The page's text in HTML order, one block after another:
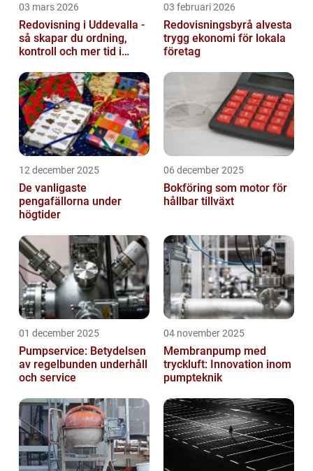
03 mars 2026
Redovisning i Uddevalla -
så skapar du ordning,
kontroll och mer tid i
03 februari 2026
Redovisningsbyrå alvesta
trygg ekonomi för lokala
företag
12 december 2025
De vanligaste
pengafällorna under
högtider
06 december 2025
Bokföring som motor för
hållbar tillväxt
01 december 2025
Pumpservice: Betydelsen
av regelbunden underhåll
och service
04 november 2025
Membranpump med
tryckluft: Innovation inom
pumpteknik